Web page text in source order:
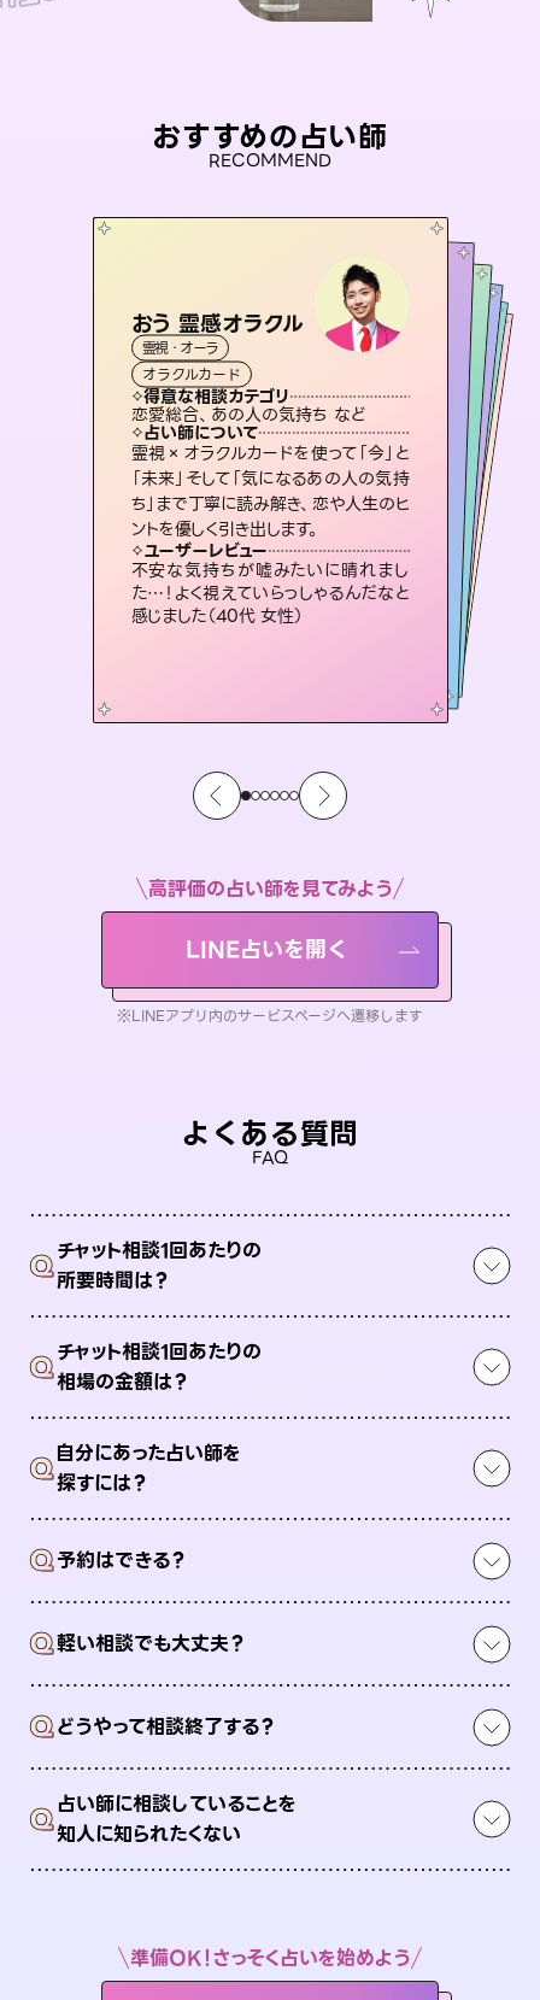
おすすめの占い師
RECOMMEND
おう 霊感オラクル
霊視・オーラ
オラクルカード
得意な相談カテゴリ
恋愛総合、あの人の気持ち など
占い師について
霊視×オラクルカードを使って「今」と
「未来」そして「気になるあの人の気持
ち」まで丁寧に読み解き、恋や人生のヒ
ントを優しく引き出します。
ユーザーレビュー
不安な気持ちが嘘みたいに晴れまし
た…！よく視えていらっしゃるんだなと
感じました（40代 女性）
アイリス -iris-
西洋占星術
ルーン
得意な相談カテゴリ
恋愛総合、片想い、二人の未来 など
占い師について
復縁、恋愛、不倫の行方、同性愛や片
思い、仕事関係や借金問題まで知りた
いことや心の負担になっていることを
紐解き、背中をそっと押して導きます。
ユーザーレビュー
安心感のあり、言い切ってくれる所や濁
さない鑑定のおかげで、毎回自分の気
持ちを整えられます（30代 男性）
セラピスト理恵
霊視・オーラ
スピリチュアル・リーディング
得意な相談カテゴリ
片想い、二人の未来、年の差 など
占い師について
連絡再開、復縁、成就などの報告実績
多数。セラピストとして2万超の施術経
験があるからこそできる鑑定で、より良
い未来をサポートします。
ユーザーレビュー
とても心温まる鑑定でした。しかもこち
らは何も言っていないのに視えていらっ
しゃるんだなと驚きです（30代女性）
未来視師＊花
霊視・オーラ
スピリチュアル・リーディング
得意な相談カテゴリ
出逢い、片想い、復縁 など
占い師について
未来には何パターンもの選択肢があります。不安で視えにくくなっているあなたの素敵な未来を見つけ、その未来を選択できるようアドバイスします。
ユーザーレビュー
職場の人の性質や人間関係、本心など
本当によく視えていてびっくり。対策が
打てて前向きになれます（40代）
スピリチュアル・リーディング
得意な相談カテゴリ
片想い、あの人の気持ち、復縁 など
占い師について
3,700年以上の歴史を持つ東洋最古の
占術「易占」で詳細まで占い、幸せへ向
かう道筋を示します。厳しい結果にも具
体的な対策をお伝えします。
ユーザーレビュー
複雑な背景もしっかり聞いて鑑定して
いただけました。気持ちが楽になりまし
た（50代 女性）
霊視・オーラ タロット
スピリチュアル・リーディング
得意な相談カテゴリ
片想い、あの人の気持ち、復縁 など
占い師について
恋愛のお悩みの中でも特に「曖昧な関
係」の相談を得意としており、友達以上
恋人未満なお相手との今後や本音を丁
寧に読み解き恋愛成就へと導きます。
ユーザーレビュー
鑑定していただいてアドバイス通りに行
動すると仲が復活してきました。ありが
とうございました（40代 女性）
高評価の占い師を見てみよう
LINE占いを開く
※LINEアプリ内のサービスページへ遷移します
よくある質問
FAQ
Qチャット相談1回あたりの
所要時間は？
Qチャット相談1回あたりの
相場の金額は？
Q自分にあった占い師を
探すには？
Q予約はできる？
Q軽い相談でも大丈夫？
Qどうやって相談終了する？
Q占い師に相談していることを
知人に知られたくない
準備OK！さっそく占いを始めよう